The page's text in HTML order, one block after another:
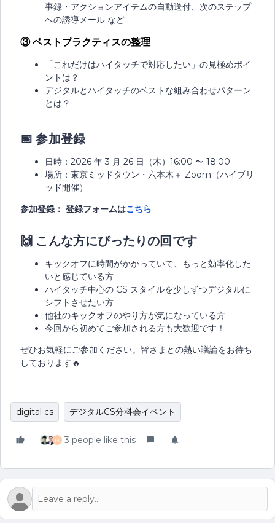
事録・アクションアイテムの自動送付、次のステップ
への誘導メール など
③ベストプラクティスの整理
「これだけはハイタッチで対応したい」の見極めポイ
ントは？
デジタルとハイタッチのベストな組み合わせパターン
とは？
📅参加登録
日時：2026 年 3 月 26 日（木）16:00 〜 18:00
場所：東京ミッドタウン・六本木＋ Zoom（ハイブリ
ッド開催）
参加登録： 登録フォームはこちら
🙌 こんな方にぴったりの回です
キックオフに時間がかかっていて、もっと効率化した
いと感じている方
ハイタッチ中心の CS スタイルを少しずつデジタルに
シフトさせたい方
他社のキックオフのやり方が気になっている方
今回から初めてご参加される方も大歓迎です！
ぜひお気軽にご参加ください。皆さまとの熱い議論をお待ち
しております🔥
digital cs デジタルCS分科会イベント
M 3 people like this